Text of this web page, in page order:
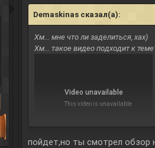
Demaskinas сказал(а):
Хм... мне что ли заделиться, хах)
Хм... такое видео подходит к
пойдет,но ты смотрел обзор